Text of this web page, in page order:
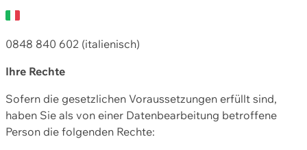
0848 840 602 (italienisch)
Ihre Rechte
Sofern die gesetzlichen Voraussetzungen erfüllt sind,
haben Sie als von einer Datenbearbeitung betroffene
Person die folgenden Rechte: